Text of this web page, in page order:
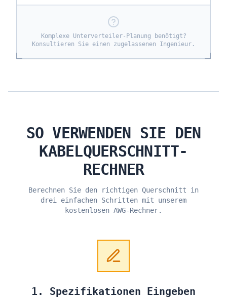
Komplexe Unterverteiler-Planung benötigt?
Konsultieren Sie einen zugelassenen Ingenieur.
SO VERWENDEN SIE DEN
KABELQUERSCHNITT-
RECHNER
Berechnen Sie den richtigen Querschnitt in
drei einfachen Schritten mit unserem
kostenlosen AWG-Rechner.
1. Spezifikationen Eingeben